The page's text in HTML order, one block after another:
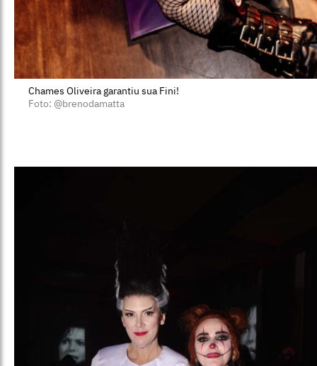
Chames Oliveira garantiu sua Fini!
Foto: @brenodamatta